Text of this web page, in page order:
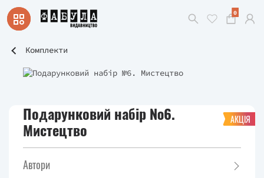
0
Комплекти
АКЦІЯ
Подарунковий набір №6.
Мистецтво
Автори